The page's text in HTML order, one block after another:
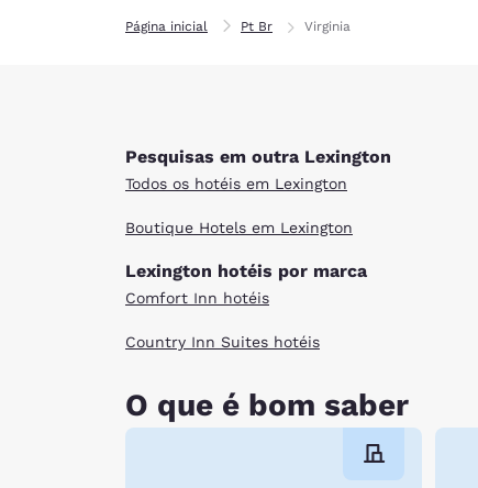
Página inicial Pt Br Virginia
Pesquisas em outra Lexington
Todos os hotéis em Lexington
Boutique Hotels em Lexington
Lexington hotéis por marca
Comfort Inn hotéis
Country Inn Suites hotéis
O que é bom saber